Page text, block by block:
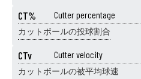
CT% Cutter percentage
カットボールの投球割合
CTv Cutter velocity
カットボールの被平均球速